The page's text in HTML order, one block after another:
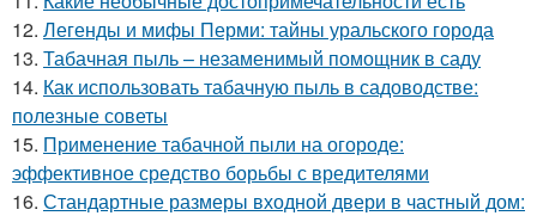
12. Легенды и мифы Перми: тайны уральского города
13. Табачная пыль – незаменимый помощник в саду
14. Как использовать табачную пыль в садоводстве:
полезные советы
15. Применение табачной пыли на огороде:
эффективное средство борьбы с вредителями
16. Стандартные размеры входной двери в частный дом: